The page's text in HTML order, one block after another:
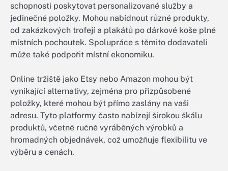
schopnosti poskytovat personalizované služby a
jedinečné položky. Mohou nabídnout různé produkty,
od zakázkových trofejí a plakátů po dárkové koše plné
místních pochoutek. Spolupráce s těmito dodavateli
může také podpořit místní ekonomiku.
Online tržiště jako Etsy nebo Amazon mohou být
vynikající alternativy, zejména pro přizpůsobené
položky, které mohou být přímo zaslány na vaši
adresu. Tyto platformy často nabízejí širokou škálu
produktů, včetně ručně vyráběných výrobků a
hromadných objednávek, což umožňuje flexibilitu ve
výběru a cenách.